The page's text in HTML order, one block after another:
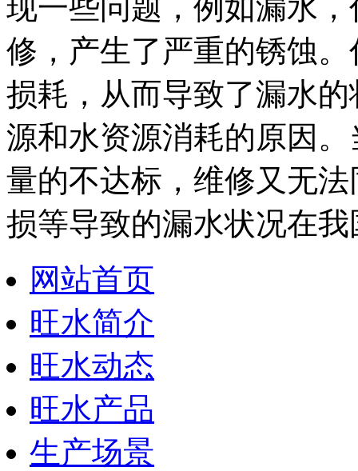
现一些问题，例如漏水
修，产生了严重的锈蚀
损耗，从而导致了漏水
源和水资源消耗的原因
量的不达标，维修又无
损等导致的漏水状况在
网站首页
旺水简介
旺水动态
旺水产品
生产场景